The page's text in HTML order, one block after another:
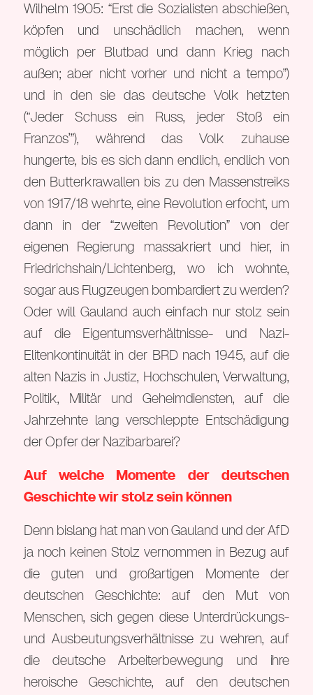
Wilhelm 1905: “Erst die Sozialisten abschießen,
köpfen und unschädlich machen, wenn
möglich per Blutbad und dann Krieg nach
außen; aber nicht vorher und nicht a tempo”)
und in den sie das deutsche Volk hetzten
(“Jeder Schuss ein Russ, jeder Stoß ein
Franzos’”), während das Volk zuhause
hungerte, bis es sich dann endlich, endlich von
den Butterkrawallen bis zu den Massenstreiks
von 1917/18 wehrte, eine Revolution erfocht, um
dann in der “zweiten Revolution” von der
eigenen Regierung massakriert und hier, in
Friedrichshain/Lichtenberg, wo ich wohnte,
sogar aus Flugzeugen bombardiert zu werden?
Oder will Gauland auch einfach nur stolz sein
auf die Eigentumsverhältnisse- und Nazi-
Elitenkontinuität in der BRD nach 1945, auf die
alten Nazis in Justiz, Hochschulen, Verwaltung,
Politik, Militär und Geheimdiensten, auf die
Jahrzehnte lang verschleppte Entschädigung
der Opfer der Nazibarbarei?
Auf welche Momente der deutschen
Geschichte wir stolz sein können
Denn bislang hat man von Gauland und der AfD
ja noch keinen Stolz vernommen in Bezug auf
die guten und großartigen Momente der
deutschen Geschichte: auf den Mut von
Menschen, sich gegen diese Unterdrückungs-
und Ausbeutungsverhältnisse zu wehren, auf
die deutsche Arbeiterbewegung und ihre
heroische Geschichte, auf den deutschen